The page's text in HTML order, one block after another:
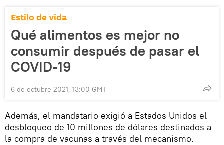
Estilo de vida
Qué alimentos es mejor no
consumir después de pasar el
COVID-19
6 de octubre 2021, 13:00 GMT
Además, el mandatario exigió a Estados Unidos el
desbloqueo de 10 millones de dólares destinados a
la compra de vacunas a través del mecanismo.